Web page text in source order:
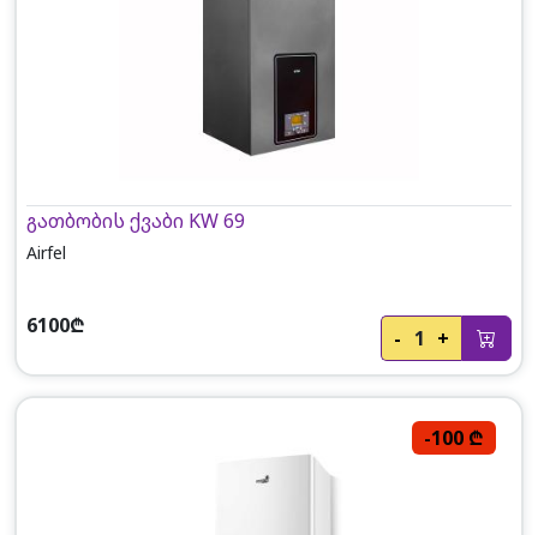
გათბობის ქვაბი KW 69
Airfel
6100₾ - 1 +
-100 ₾